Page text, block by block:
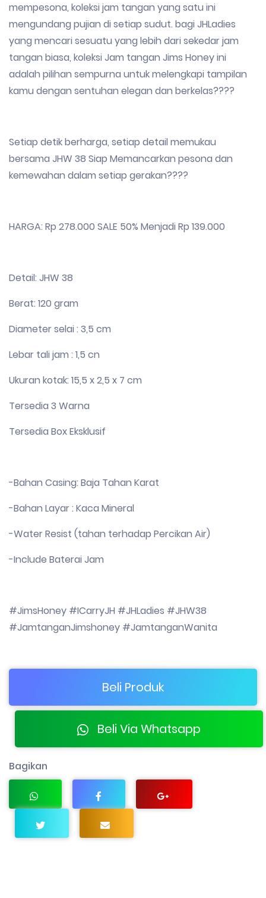
mempesona, koleksi jam tangan yang satu ini
mengundang pujian di setiap sudut. bagi JHLadies
yang mencari sesuatu yang lebih dari sekedar jam
tangan biasa, koleksi Jam tangan Jims Honey ini
adalah pilihan sempurna untuk melengkapi tampilan
kamu dengan sentuhan elegan dan berkelas????
Setiap detik berharga, setiap detail memukau
bersama JHW 38 Siap Memancarkan pesona dan
kemewahan dalam setiap gerakan????
HARGA: Rp 278.000 SALE 50% Menjadi Rp 139.000
Detail: JHW 38
Berat: 120 gram
Diameter selai : 3,5 cm
Lebar tali jam : 1,5 cn
Ukuran kotak: 15,5 x 2,5 x 7 cm
Tersedia 3 Warna
Tersedia Box Eksklusif
-Bahan Casing: Baja Tahan Karat
-Bahan Layar : Kaca Mineral
-Water Resist (tahan terhadap Percikan Air)
-Include Baterai Jam
#JimsHoney #ICarryJH #JHLadies #JHW38
#JamtanganJimshoney #JamtanganWanita
Beli Produk
Beli Via Whatsapp
Bagikan